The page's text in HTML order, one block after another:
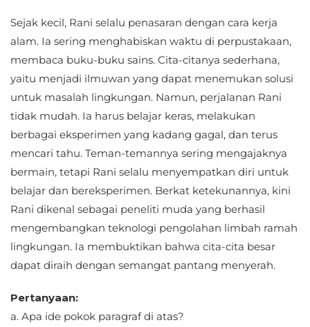
Sejak kecil, Rani selalu penasaran dengan cara kerja
alam. Ia sering menghabiskan waktu di perpustakaan,
membaca buku-buku sains. Cita-citanya sederhana,
yaitu menjadi ilmuwan yang dapat menemukan solusi
untuk masalah lingkungan. Namun, perjalanan Rani
tidak mudah. Ia harus belajar keras, melakukan
berbagai eksperimen yang kadang gagal, dan terus
mencari tahu. Teman-temannya sering mengajaknya
bermain, tetapi Rani selalu menyempatkan diri untuk
belajar dan bereksperimen. Berkat ketekunannya, kini
Rani dikenal sebagai peneliti muda yang berhasil
mengembangkan teknologi pengolahan limbah ramah
lingkungan. Ia membuktikan bahwa cita-cita besar
dapat diraih dengan semangat pantang menyerah.
Pertanyaan:
a. Apa ide pokok paragraf di atas?